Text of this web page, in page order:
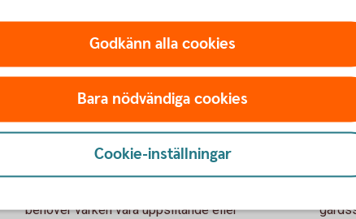
755652943
Tips inför generationsskiftet
behöver varken vara uppslitande eller
Godkänn alla cookies
Bara nödvändiga cookies
Cookie-inställningar